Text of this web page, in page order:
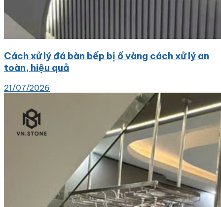
Cách xử lý đá bàn bếp bị ố vàng cách xử lý an
toàn, hiệu quả
21/07/2026